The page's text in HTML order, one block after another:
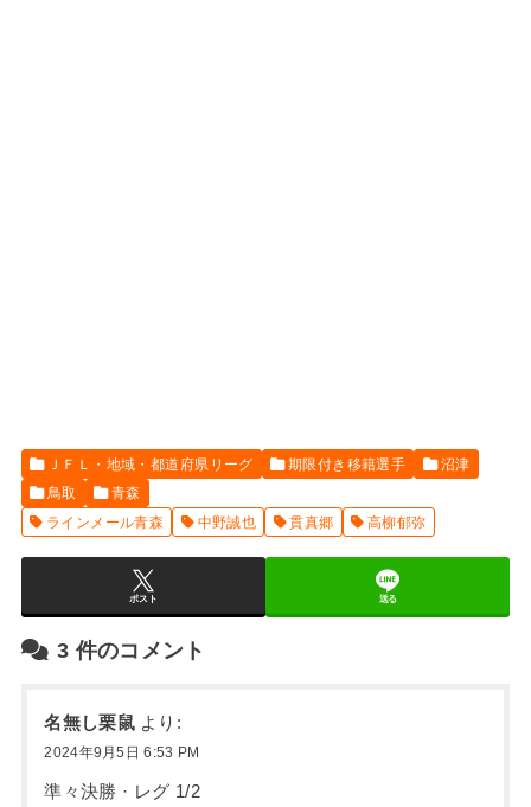
ＪＦＬ・地域・都道府県リーグ 期限付き移籍選手
沼津
鳥取
青森
ラインメール青森
中野誠也 貫真郷 高柳郁弥
ポスト 送る
3 件のコメント
名無し栗鼠 より:
2024年9月5日 6:53 PM
準々決勝 · レグ 1/2